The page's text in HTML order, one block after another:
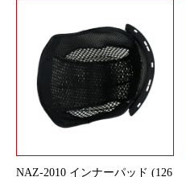
NAZ-2010 インナーパッド (126